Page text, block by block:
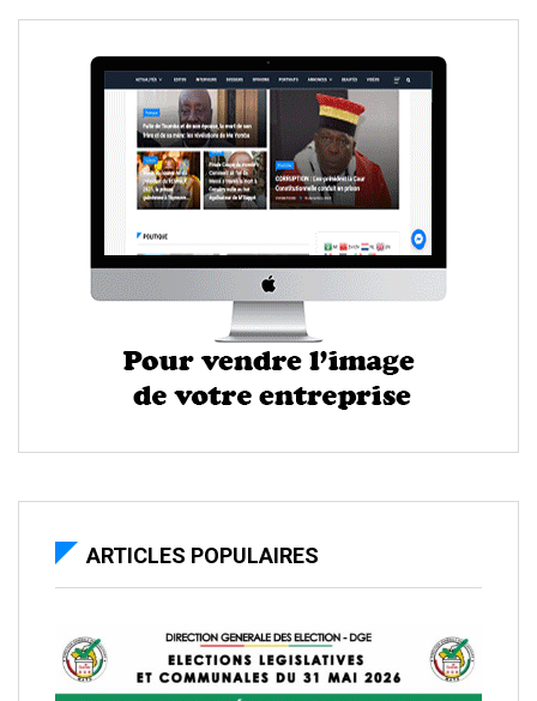
ARTICLES POPULAIRES